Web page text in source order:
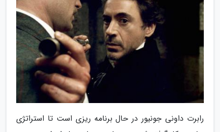
رابرت داونی جونیور در حال برنامه ریزی است تا استراتژی